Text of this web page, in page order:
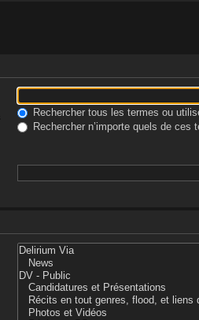
Rechercher tous les termes ou
Rechercher n’importe quels de ces